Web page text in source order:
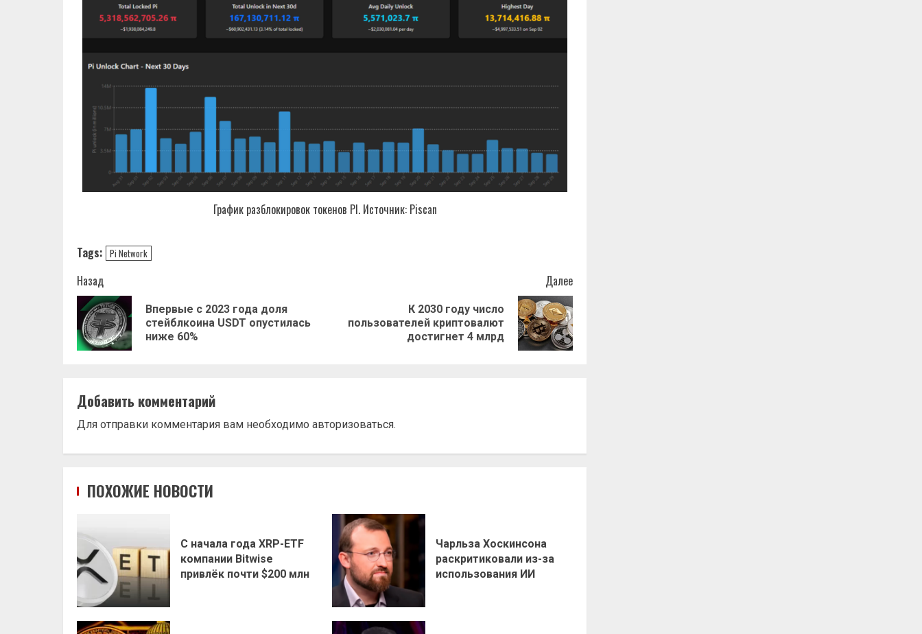
График разблокировок токенов PI. Источник: Piscan
Tags: Pi Network
Навигация
записи
Назад
Предыдущая
Впервые с 2023 года доля
стейблкоина USDT опустилась
ниже 60%
Далее
Следующая
К 2030 году число
пользователей криптовалют
достигнет 4 млрд
Добавить комментарий
Для отправки комментария вам необходимо авторизоваться.
ПОХОЖИЕ НОВОСТИ
С начала года XRP-ETF
компании Bitwise
привлёк почти $200 млн
Чарльза Хоскинсона
раскритиковали из-за
использования ИИ